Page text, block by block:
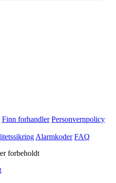
Finn forhandler Personvernpolicy
Alarmkoder FAQ
forbeholdt